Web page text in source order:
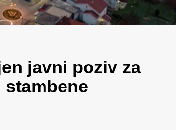
javni poziv za